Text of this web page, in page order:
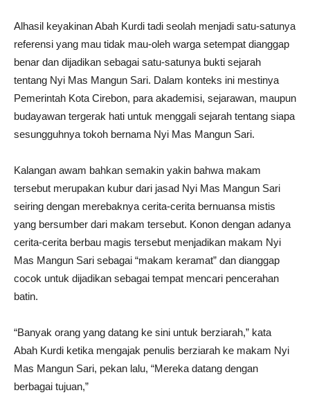
Alhasil keyakinan Abah Kurdi tadi seolah menjadi satu-satunya
referensi yang mau tidak mau-oleh warga setempat dianggap
benar dan dijadikan sebagai satu-satunya bukti sejarah
tentang Nyi Mas Mangun Sari. Dalam konteks ini mestinya
Pemerintah Kota Cirebon, para akademisi, sejarawan, maupun
budayawan tergerak hati untuk menggali sejarah tentang siapa
sesungguhnya tokoh bernama Nyi Mas Mangun Sari.
Kalangan awam bahkan semakin yakin bahwa makam
tersebut merupakan kubur dari jasad Nyi Mas Mangun Sari
seiring dengan merebaknya cerita-cerita bernuansa mistis
yang bersumber dari makam tersebut. Konon dengan adanya
cerita-cerita berbau magis tersebut menjadikan makam Nyi
Mas Mangun Sari sebagai “makam keramat” dan dianggap
cocok untuk dijadikan sebagai tempat mencari pencerahan
batin.
“Banyak orang yang datang ke sini untuk berziarah,” kata
Abah Kurdi ketika mengajak penulis berziarah ke makam Nyi
Mas Mangun Sari, pekan lalu, “Mereka datang dengan
berbagai tujuan,”